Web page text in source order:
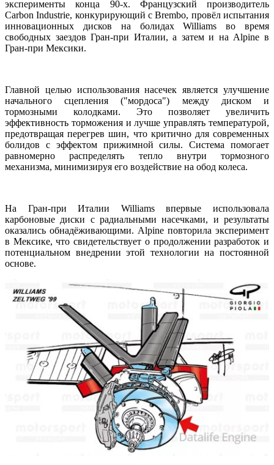
эксперименты конца 90-х. Французский производитель
Carbon Industrie, конкурирующий с Brembo, провёл испытания
инновационных дисков на болидах Williams во время
свободных заездов Гран-при Италии, а затем и на Alpine в
Гран-при Мексики.
Главной целью использования насечек является улучшение
начального сцепления ("мордоса") между диском и
тормозными колодками. Это позволяет увеличить
эффективность торможения и лучше управлять температурой,
предотвращая перегрев шин, что критично для современных
болидов с эффектом прижимной силы. Система помогает
равномерно распределять тепло внутри тормозного
механизма, минимизируя его воздействие на обод колеса.
На Гран-при Италии Williams впервые использовала
карбоновые диски с радиальными насечками, и результаты
оказались обнадёживающими. Alpine повторила эксперимент
в Мексике, что свидетельствует о продолжении разработок и
потенциальном внедрении этой технологии на постоянной
основе.